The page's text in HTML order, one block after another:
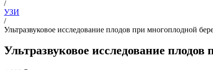
/
УЗИ
/
Ультразвуковое исследование плодов при многоплодной
Ультразвуковое исследование